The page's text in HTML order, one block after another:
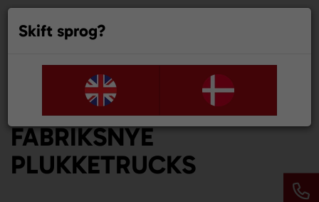
FABRIKSNYE
PLUKKETRUCKS
Skift sprog?